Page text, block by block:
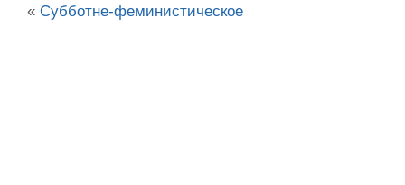
« Субботне-феминистическое